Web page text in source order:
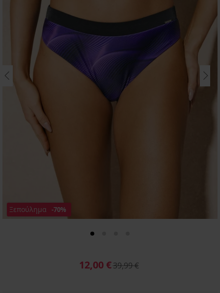
Ξεπούλημα -70%
12,00 €39,99 €